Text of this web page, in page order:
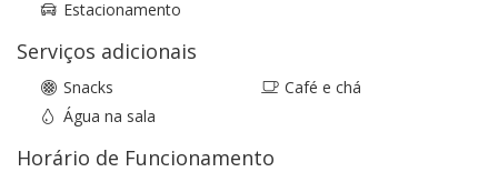
Estacionamento
Serviços adicionais
Snacks
Café e chá
Água na sala
Horário de Funcionamento